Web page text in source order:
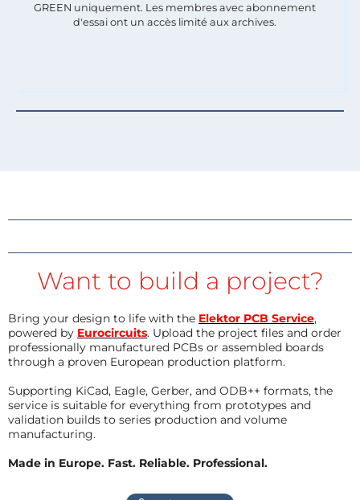
GREEN uniquement. Les membres avec abonnement
d'essai ont un accès limité aux archives.
Want to build a project?
Bring your design to life with the Elektor PCB Service,
powered by Eurocircuits. Upload the project files and order
professionally manufactured PCBs or assembled boards
through a proven European production platform.
Supporting KiCad, Eagle, Gerber, and ODB++ formats, the
service is suitable for everything from prototypes and
validation builds to series production and volume
manufacturing.
Made in Europe. Fast. Reliable. Professional.